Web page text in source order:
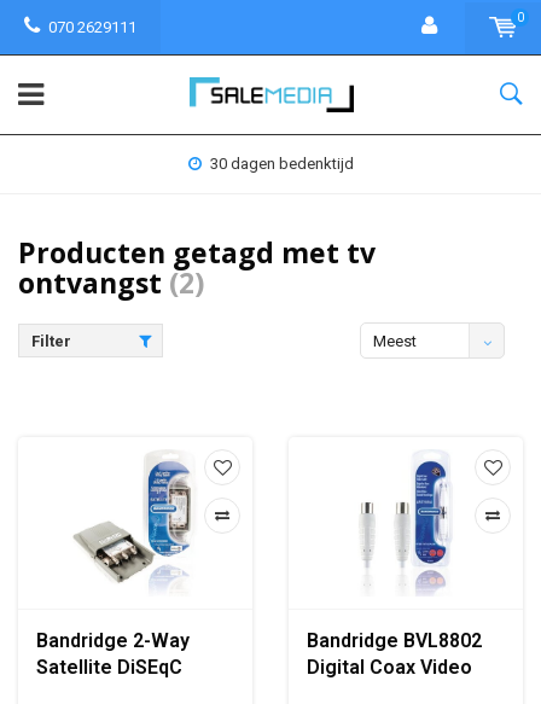
070 2629111
0
30 dagen bedenktijd
Producten getagd met tv
ontvangst (2)
Filter
Meest
Bandridge 2-Way
Satellite DiSEqC
Bandridge BVL8802
Digital Coax Video